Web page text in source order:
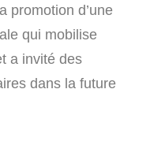
promotion d’une
qui mobilise
a invité des
dans la future